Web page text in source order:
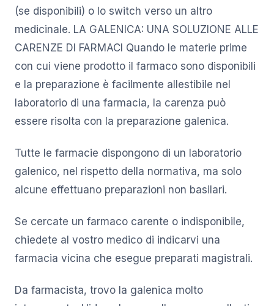
(se disponibili) o lo switch verso un altro
medicinale. LA GALENICA: UNA SOLUZIONE ALLE
CARENZE DI FARMACI Quando le materie prime
con cui viene prodotto il farmaco sono disponibili
e la preparazione è facilmente allestibile nel
laboratorio di una farmacia, la carenza può
essere risolta con la preparazione galenica.
Tutte le farmacie dispongono di un laboratorio
galenico, nel rispetto della normativa, ma solo
alcune effettuano preparazioni non basilari.
Se cercate un farmaco carente o indisponibile,
chiedete al vostro medico di indicarvi una
farmacia vicina che esegue preparati magistrali.
Da farmacista, trovo la galenica molto